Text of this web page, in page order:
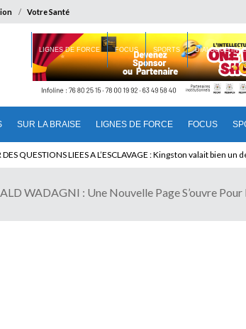
Votre Santé
SUR LA BRAISE LIGNES DE FORCE FOCUS
LIGNES DE FORCE FOCUS SPORTS DIALOGUE
DU CAMEROUN : Qui pilote le Cameroun ?
WADAGNI : Une Nouvelle Page S’ouvre Pour